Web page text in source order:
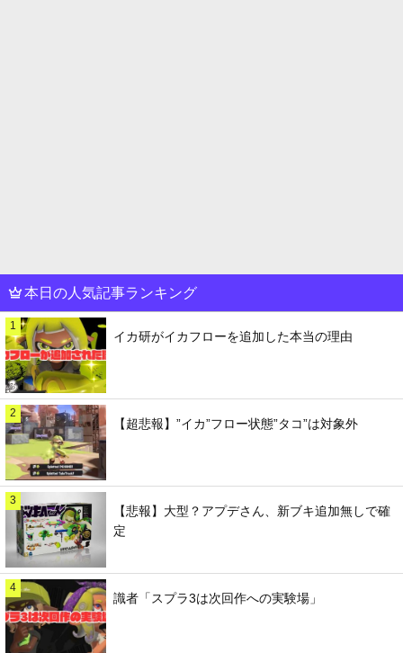
本日の人気記事ランキング
1
イカ研がイカフローを追加した本当の理由
2
【超悲報】”イカ”フロー状態”タコ”は対象外
3
【悲報】大型？アプデさん、新ブキ追加無しで確
定
4
識者「スプラ3は次回作への実験場」